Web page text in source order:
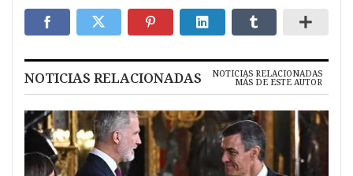
NOTICIAS RELACIONADAS NOTICIAS RELACIONADAS
MÁS DE ESTE AUTOR